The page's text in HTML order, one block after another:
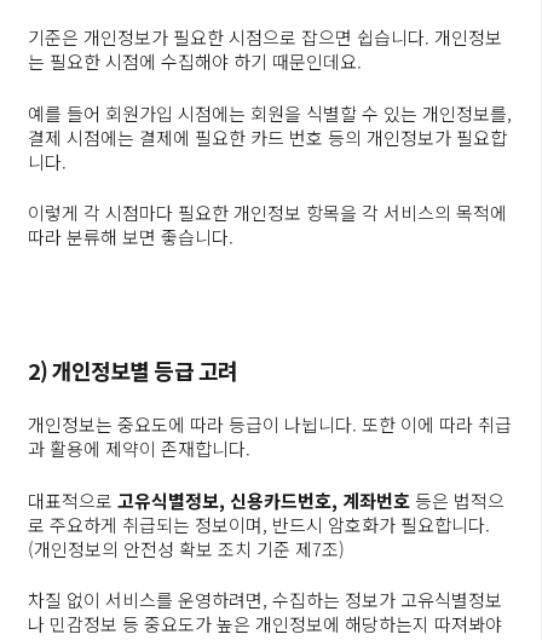
기준은 개인정보가 필요한 시점으로 잡으면 쉽습니다. 개인정보
는 필요한 시점에 수집해야 하기 때문인데요.
예를 들어 회원가입 시점에는 회원을 식별할 수 있는 개인정보를,
결제 시점에는 결제에 필요한 카드 번호 등의 개인정보가 필요합
니다.
이렇게 각 시점마다 필요한 개인정보 항목을 각 서비스의 목적에
따라 분류해 보면 좋습니다.
2) 개인정보별 등급 고려
개인정보는 중요도에 따라 등급이 나뉩니다. 또한 이에 따라 취급
과 활용에 제약이 존재합니다.
대표적으로 고유식별정보, 신용카드번호, 계좌번호등은 법적으
로 주요하게 취급되는 정보이며, 반드시 암호화가 필요합니다.
(개인정보의 안전성 확보 조치 기준 제7조)
차질 없이 서비스를 운영하려면, 수집하는 정보가 고유식별정보
나 민감정보 등 중요도가 높은 개인정보에 해당하는지 따져봐야